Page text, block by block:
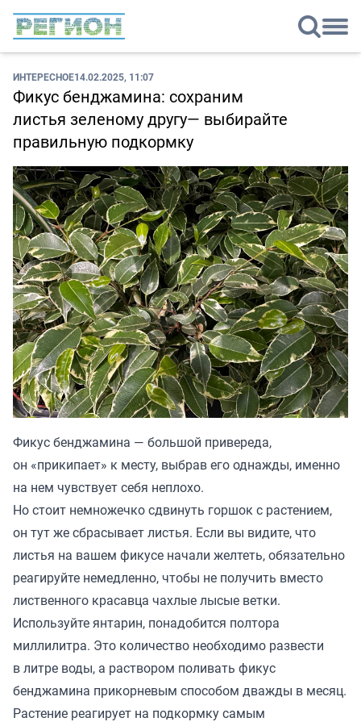
ИНТЕРЕСНОЕ14.02.2025, 11:07
Фикус бенджамина: сохраним
листья зеленому другу— выбирайте
правильную подкормку
Фикус бенджамина — большой привереда,
он «прикипает» к месту, выбрав его однажды, именно
на нем чувствует себя неплохо.
Но стоит немножечко сдвинуть горшок с растением,
он тут же сбрасывает листья. Если вы видите, что
листья на вашем фикусе начали желтеть, обязательно
реагируйте немедленно, чтобы не получить вместо
лиственного красавца чахлые лысые ветки.
Используйте янтарин, понадобится полтора
миллилитра. Это количество необходимо развести
в литре воды, а раствором поливать фикус
бенджамина прикорневым способом дважды в месяц.
Растение реагирует на подкормку самым